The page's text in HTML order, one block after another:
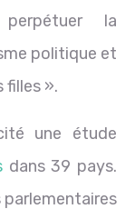
la
politique et
filles ».
une étude
dans 39 pays.
parlementaires